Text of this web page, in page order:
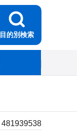
目的別検索
481939538